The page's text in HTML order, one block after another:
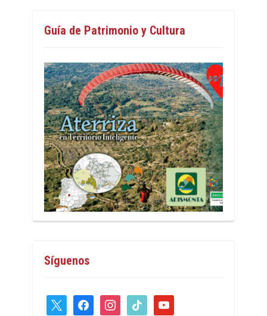
Guía de Patrimonio y Cultura
Síguenos
facebookinstagram
tiktok youtube